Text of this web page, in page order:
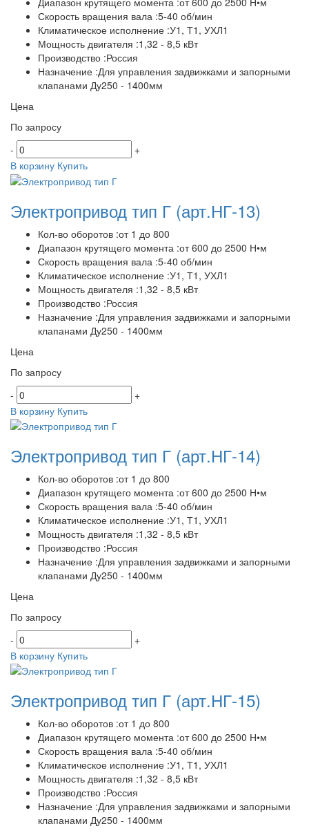
Скорость вращения вала :5-40 об/мин
Климатическое исполнение :У1, Т1, УХЛ1
Мощность двигателя :1,32 - 8,5 кВт
Производство :Россия
Назначение :Для управления задвижками и запорными
клапанами Ду250 - 1400мм
Цена
По запросу
-
+
В корзину Купить
Электропривод тип Г (арт.НГ-13)
Кол-во оборотов :от 1 до 800
Диапазон крутящего момента :от 600 до 2500 Н•м
Скорость вращения вала :5-40 об/мин
Климатическое исполнение :У1, Т1, УХЛ1
Мощность двигателя :1,32 - 8,5 кВт
Производство :Россия
Назначение :Для управления задвижками и запорными
клапанами Ду250 - 1400мм
Цена
По запросу
-
+
В корзину Купить
Электропривод тип Г (арт.НГ-14)
Кол-во оборотов :от 1 до 800
Диапазон крутящего момента :от 600 до 2500 Н•м
Скорость вращения вала :5-40 об/мин
Климатическое исполнение :У1, Т1, УХЛ1
Мощность двигателя :1,32 - 8,5 кВт
Производство :Россия
Назначение :Для управления задвижками и запорными
клапанами Ду250 - 1400мм
Цена
По запросу
-
+
В корзину Купить
Электропривод тип Г (арт.НГ-15)
Кол-во оборотов :от 1 до 800
Диапазон крутящего момента :от 600 до 2500 Н•м
Скорость вращения вала :5-40 об/мин
Климатическое исполнение :У1, Т1, УХЛ1
Мощность двигателя :1,32 - 8,5 кВт
Производство :Россия
Назначение :Для управления задвижками и запорными
клапанами Ду250 - 1400мм